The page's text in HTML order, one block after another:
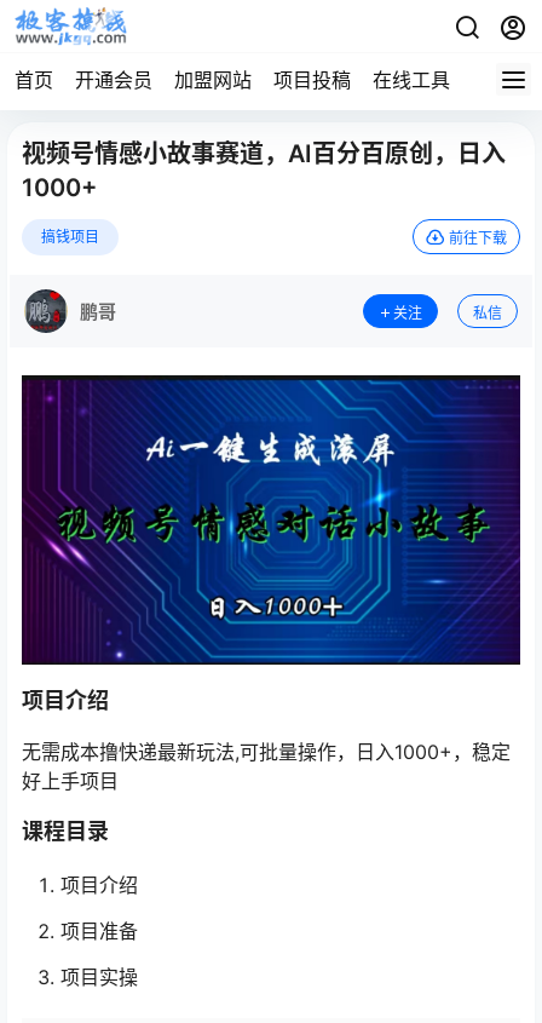
首页 开通会员 加盟网站 项目投稿 在线工具 地址发
视频号情感小故事赛道，AI百分百原创，日入
1000+
搞钱项目 前往下载
鹏哥 关注 私信
项目介绍
无需成本撸快递最新玩法,可批量操作，日入1000+，稳定
好上手项目
课程目录
项目介绍
项目准备
项目实操